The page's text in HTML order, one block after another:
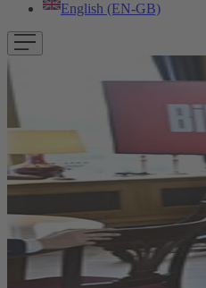
English (EN-GB)